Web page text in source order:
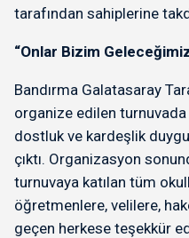
tarafından sahiplerine
“Onlar Bizim
Bandırma Galatasaray
organize edilen turnuvada
dostluk ve kardeşlik
çıktı. Organizasyon
turnuvaya katılan tüm
öğretmenlere, velilere,
geçen herkese teşekkür